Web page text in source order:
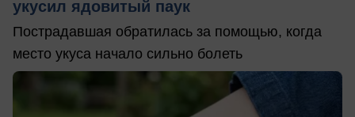
укусил ядовитый паук
Пострадавшая обратилась за помощью, когда
место укуса начало сильно болеть